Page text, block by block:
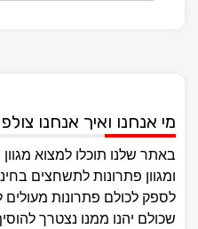
מי אנחנו ואיך אנחנו
באתר שלנו תוכלו למצוא
ומגוון פתרונות לתשחצים
לספק לכולם פתרונות מעולים
שכולם יהנו ממנו נצטרך